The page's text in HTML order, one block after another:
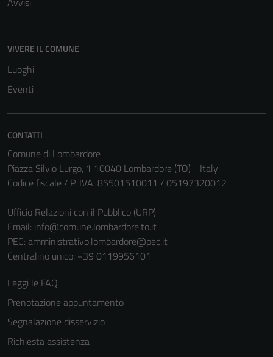
VIVERE IL COMUNE
Luoghi
Eventi
CONTATTI
Comune di Lombardore
Piazza Silvio Lurgo, 1 10040 Lombardore (TO) - Italy
Codice fiscale / P. IVA: 85501510011 / 05197320012
Ufficio Relazioni con il Pubblico (URP)
Email: info@comune.lombardore.to.it
PEC: amministrativo.lombardore@pec.it
Centralino unico: +39 0119956101
Leggi le FAQ
Prenotazione appuntamento
Segnalazione disservizio
Richiesta assistenza